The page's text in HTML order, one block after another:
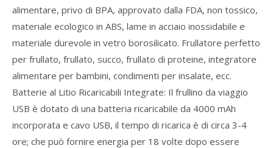
alimentare, privo di BPA, approvato dalla FDA, non tossico,
materiale ecologico in ABS, lame in acciaio inossidabile e
materiale durevole in vetro borosilicato. Frullatore perfetto
per frullato, frullato, succo, frullato di proteine, integratore
alimentare per bambini, condimenti per insalate, ecc.
Batterie al Litio Ricaricabili Integrate: Il frullino da viaggio
USB è dotato di una batteria ricaricabile da 4000 mAh
incorporata e cavo USB, il tempo di ricarica è di circa 3-4
ore; che può fornire energia per 18 volte dopo essere